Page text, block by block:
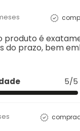
produto é
do prazo, bem
5/5